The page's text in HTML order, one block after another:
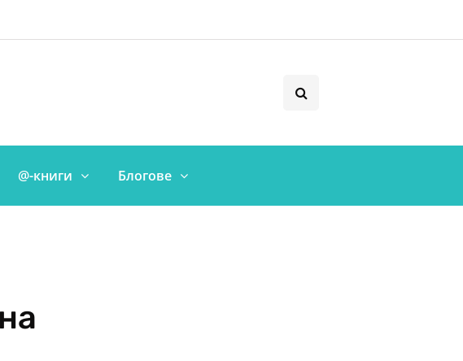
@-книги Блогове